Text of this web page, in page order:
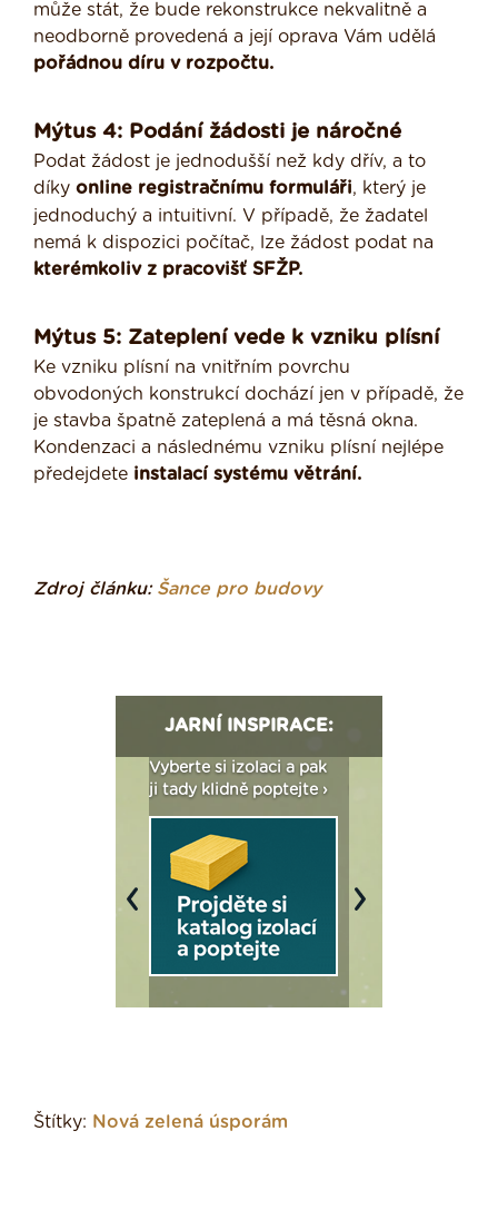
může stát, že bude rekonstrukce nekvalitně a
neodborně provedená a její oprava Vám udělá
pořádnou díru v rozpočtu.
Mýtus 4: Podání žádosti je náročné
Podat žádost je jednodušší než kdy dřív, a to
díky online registračnímu formuláři, který je
jednoduchý a intuitivní. V případě, že žadatel
nemá k dispozici počítač, lze žádost podat na
kterémkoliv z pracovišť SFŽP.
Mýtus 5: Zateplení vede k vzniku plísní
Ke vzniku plísní na vnitřním povrchu
obvodoných konstrukcí dochází jen v případě, že
je stavba špatně zateplená a má těsná okna.
Kondenzaci a následnému vzniku plísní nejlépe
předejdete instalací systému větrání.
Zdroj článku: Šance pro budovy
JARNÍ INSPIRACE:
Vyberte si izolaci a pak
ji tady klidně poptejte ›
Previous Next
Štítky: Nová zelená úsporám